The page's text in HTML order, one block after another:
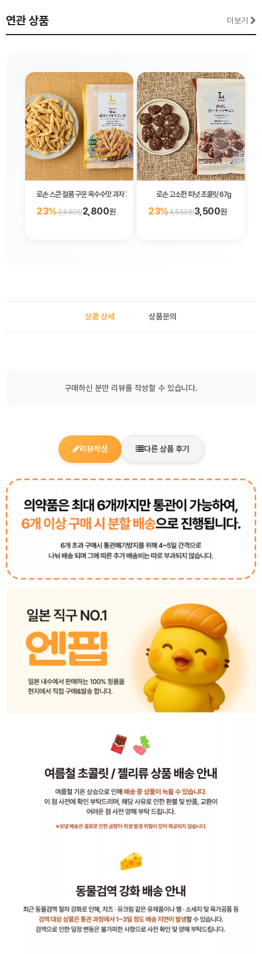
연관 상품 더보기
로손 스콘 절품 구운 옥수수맛 과자 75g
23%3,640원2,800원
로손 고소한 피넛 초콜릿 67g
23%4,550원3,500원
상품 상세 상품문의
구매하신 분만 리뷰를 작성할 수 있습니다.
리뷰작성 다른 상품 후기